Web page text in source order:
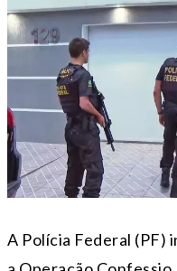
A Polícia Federal (PF)